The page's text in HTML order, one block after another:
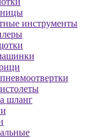
инструменты
шланг